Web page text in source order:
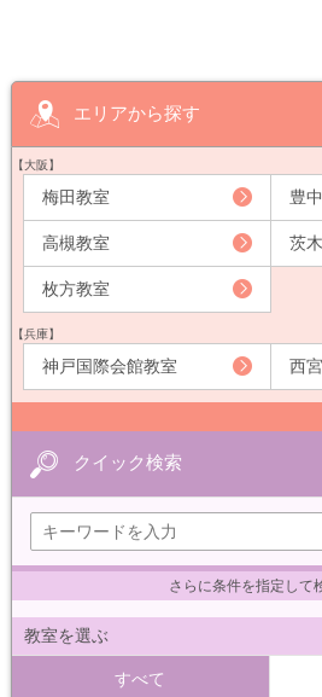
エリアから探す
【大阪】
梅田教室 豊
高槻教室 茨
枚方教室
【兵庫】
神戸国際会館教室 西
クイック検索
さらに条件を指定して
教室を選ぶ
すべて